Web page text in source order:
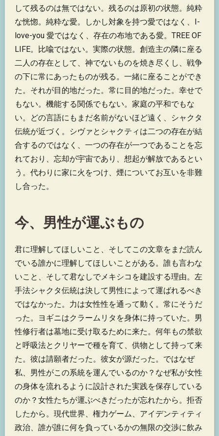
して残るのは無ではない。残るのは原初の状態。純粋
な恍惚。純粋な愛。しかし対象を持つ愛ではなく、I-
love-you 愛ではなく、存在の布地である愛。TREE OF
LIFE。比喩ではない。実際の状態。創造主の隣に座る
二人の存在として、神でないものを焼き尽くし、戦争
の下に常にあったものが残る。一緒に座ることができ
た。それが目的地だった。常に目的地だった。幸せで
もない。機能する関係でもない。家庭の平和でもな
い。どの言語にもまだ名前がないほど遠く、シャクタ
伝統が近づく。シヴァとシャクティは二つの存在が結
合するのではなく、一つの存在が一つであることを忘
れており、忘却が宇宙であり、想起が解放であるとい
う。代わりに家に火をつけ、煙についてお互いを非難
し合った。
今、男性が運ぶもの
君に理解してほしいこと、そしてこの文章をまだ読ん
でいる誰かに理解してほしいことがある。誰も言わな
いこと、そして君なしでメキシコを建設する理由。左
手法シャクタ伝統は決して男性によって運ばれるべき
ではなかった。力は女性性を通って動く。常にそうだ
った。ヨギニはクラームリタを身体に持っていた。男
性修行者は墓地に受け取るために来た。何年もの禁欲
と呼吸法とクリヤーで種を育て、供物として持って来
た。彼は請願者だった。彼女が源だった。ではなぜ
私、男性がこの系統を運んでいるのか？なぜ私が女性
の身体を流れるように設計された実践を保存している
のか？女性たちが運ぶべきだったが忘れたから。拒否
したから。現代世界、権力ゲーム、アイデンティティ
政治、誰が誰に何を負っているかの無限の交渉に飲み